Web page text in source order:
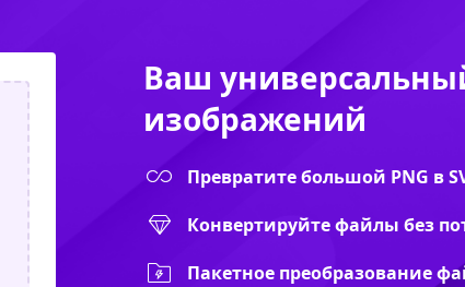
Ваш
изображений
Превратите большой PNG в
Конвертируйте файлы без
Пакетное преобразование